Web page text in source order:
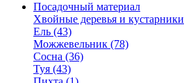
Посадочный материал
Хвойные деревья и кустарники
Ель (43)
Можжевельник (78)
Сосна (36)
Туя (43)